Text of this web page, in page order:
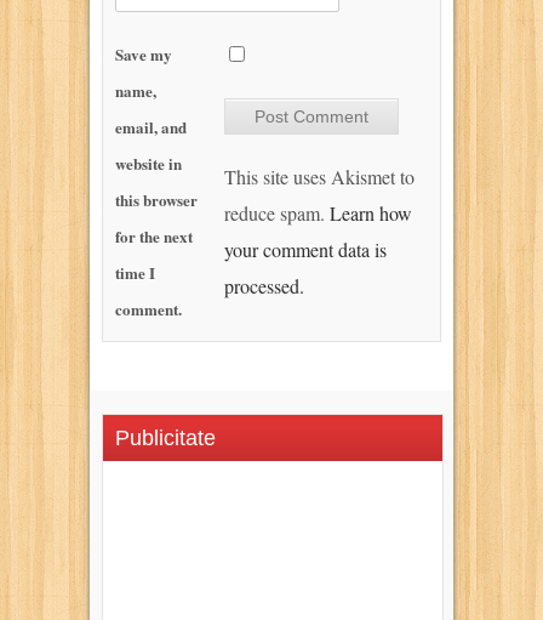
Save my
name,
email, and
website in
this browser
for the next
time I
comment.
This site uses Akismet to
reduce spam. Learn how
your comment data is
processed.
Publicitate